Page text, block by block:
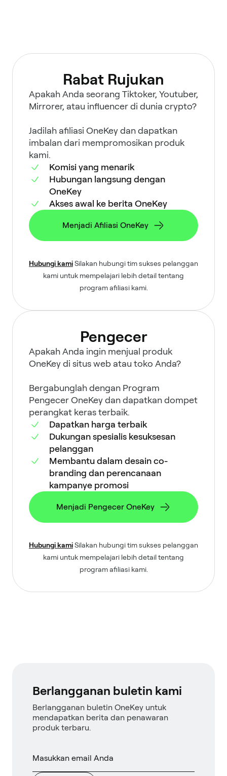
Rabat Rujukan
Apakah Anda seorang Tiktoker, Youtuber,
Mirrorer, atau influencer di dunia crypto?
Jadilah afiliasi OneKey dan dapatkan
imbalan dari mempromosikan produk
kami.
Komisi yang menarik
Hubungan langsung dengan
OneKey
Akses awal ke berita OneKey
Menjadi Afiliasi OneKey
Hubungi kamiSilakan hubungi tim sukses pelanggan
kami untuk mempelajari lebih detail tentang
program afiliasi kami.
Pengecer
Apakah Anda ingin menjual produk
OneKey di situs web atau toko Anda?
Bergabunglah dengan Program
Pengecer OneKey dan dapatkan dompet
perangkat keras terbaik.
Dapatkan harga terbaik
Dukungan spesialis kesuksesan
pelanggan
Membantu dalam desain co-
branding dan perencanaan
kampanye promosi
Menjadi Pengecer OneKey
Hubungi kamiSilakan hubungi tim sukses pelanggan
kami untuk mempelajari lebih detail tentang
program afiliasi kami.
Berlangganan buletin kami
Berlangganan buletin OneKey untuk
mendapatkan berita dan penawaran
produk terbaru.